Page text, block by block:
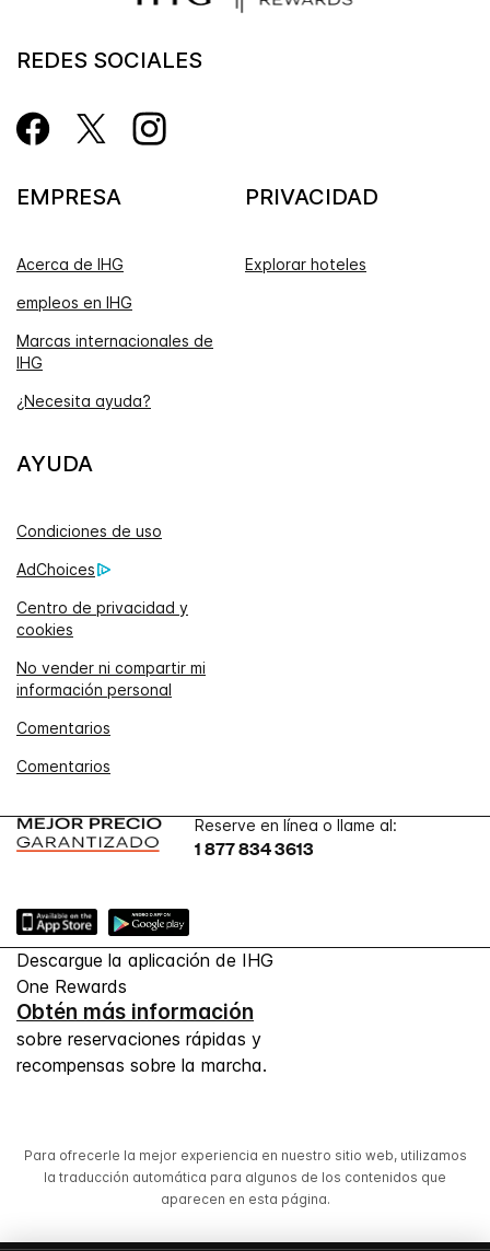
REDES SOCIALES
EMPRESA
Acerca de IHG
empleos en IHG
Marcas internacionales de
IHG
¿Necesita ayuda?
PRIVACIDAD
Explorar hoteles
AYUDA
Condiciones de uso
AdChoices
Centro de privacidad y
cookies
No vender ni compartir mi
información personal
Comentarios
Comentarios
Reserve en línea o llame al:
1 877 834 3613
Descargue la aplicación de IHG
One Rewards
Obtén más información
sobre reservaciones rápidas y
recompensas sobre la marcha.
Para ofrecerle la mejor experiencia en nuestro sitio web, utilizamos
la traducción automática para algunos de los contenidos que
aparecen en esta página.